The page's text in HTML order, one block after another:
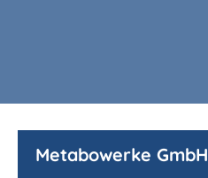
Metabowerke GmbH